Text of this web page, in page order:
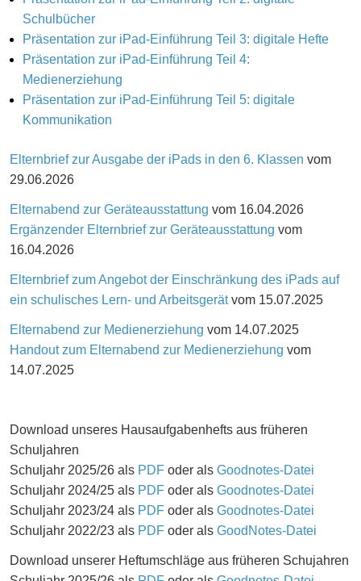
Schulbücher
Präsentation zur iPad-Einführung Teil 3: digitale Hefte
Präsentation zur iPad-Einführung Teil 4:
Medienerziehung
Präsentation zur iPad-Einführung Teil 5: digitale
Kommunikation
Elternbrief zur Ausgabe der iPads in den 6. Klassen vom
29.06.2026
Elternabend zur Geräteausstattung vom 16.04.2026
Ergänzender Elternbrief zur Geräteausstattung vom
16.04.2026
Elternbrief zum Angebot der Einschränkung des iPads auf
ein schulisches Lern- und Arbeitsgerätvom 15.07.2025
Elternabend zur Medienerziehung vom 14.07.2025
Handout zum Elternabend zur Medienerziehung vom
14.07.2025
Download unseres Hausaufgabenhefts aus früheren
Schuljahren
Schuljahr 2025/26 als PDF oder als Goodnotes-Datei
Schuljahr 2024/25 als PDF oder als Goodnotes-Datei
Schuljahr 2023/24 als PDF oder als Goodnotes-Datei
Schuljahr 2022/23 als PDF oder als GoodNotes-Datei
Download unserer Heftumschläge aus früheren Schujahren